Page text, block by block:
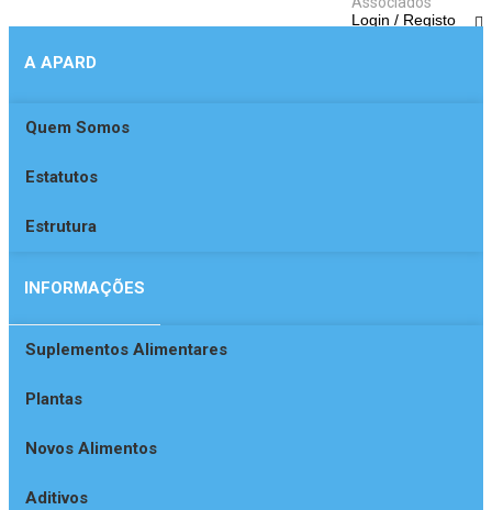
Login / Registo
A APARD
Quem Somos
Estatutos
Estrutura
INFORMAÇÕES
Suplementos Alimentares
Plantas
Novos Alimentos
Aditivos